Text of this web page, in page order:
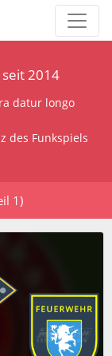
seit 2014
datur longo
des Funkspiels
1)